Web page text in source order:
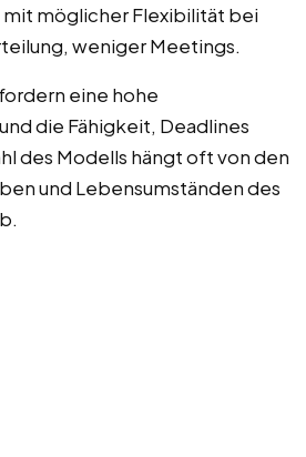
möglicher Flexibilität bei
weniger Meetings.
eine hohe
die Fähigkeit, Deadlines
des Modells hängt oft von den
und Lebensumständen des